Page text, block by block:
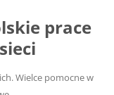
prace
Wielce pomocne w